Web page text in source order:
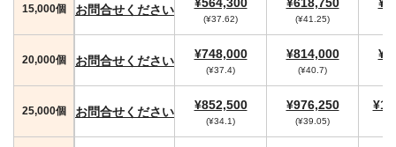
15,000個 お問合せください
(¥37.62) (¥41.25)
20,000個 お問合せください ¥748,000
(¥37.4)
¥814,000
(¥40.7)
25,000個 お問合せください ¥852,500
(¥34.1)
¥976,250
(¥39.05)